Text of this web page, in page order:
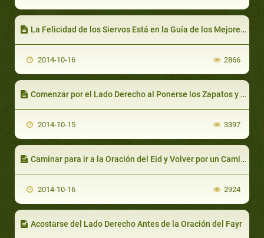
La Felicidad de los Siervos Está en la Guía de los Mejores Siervos
2014-10-16 2866
Comenzar por el Lado Derecho al Ponerse los Zapatos y por el Lado Izquierdo al Sacarlos
2014-10-15 3397
Caminar para ir a la Oración del Eid y Volver por un Camino Diferente
2014-10-16 2924
Acostarse del Lado Derecho Antes de la Oración del Fayr